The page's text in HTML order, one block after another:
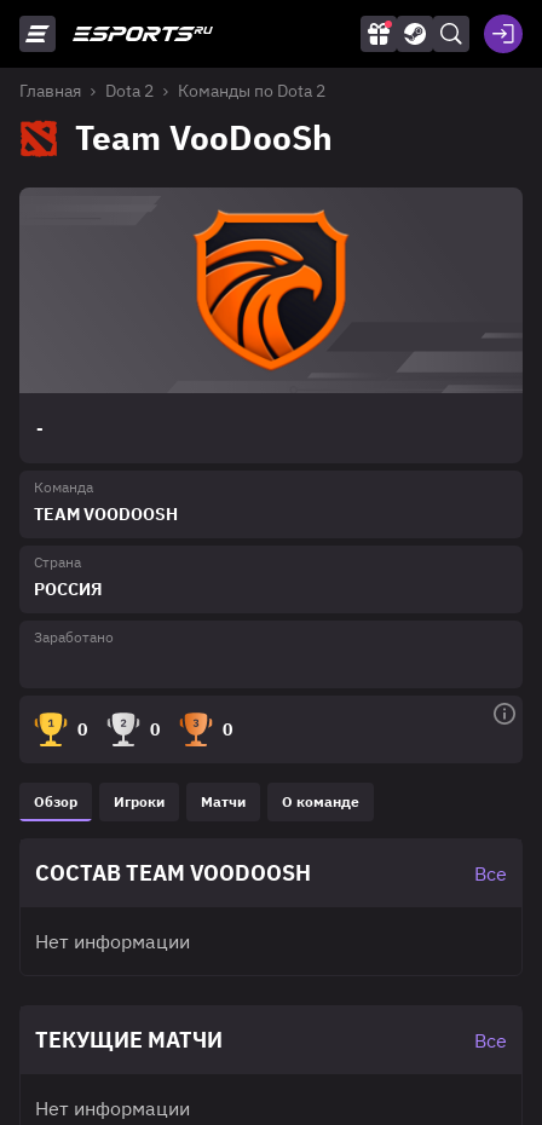
Главная Dota 2 Команды по Dota 2
Team VooDooSh
-
Команда
TEAM VOODOOSH
Страна
РОССИЯ
Заработано
0 0 0
Обзор Игроки Матчи О команде
СОСТАВ TEAM VOODOOSH Все
Нет информации
ТЕКУЩИЕ МАТЧИ Все
Нет информации